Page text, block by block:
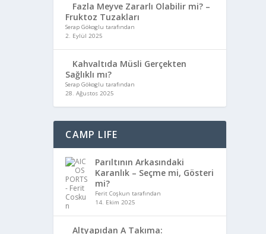
Fazla Meyve Zararlı Olabilir mi? –
Fruktoz Tuzakları
Serap Gökoglu tarafından
2. Eylül 2025
Kahvaltıda Müsli Gerçekten
Sağlıklı mı?
Serap Gökoglu tarafından
28. Ağustos 2025
CAMP LIFE
Parıltının Arkasındaki
Karanlık – Seçme mi, Gösteri
mi?
Ferit Coşkun tarafından
14. Ekim 2025
Altyapıdan A Takıma: